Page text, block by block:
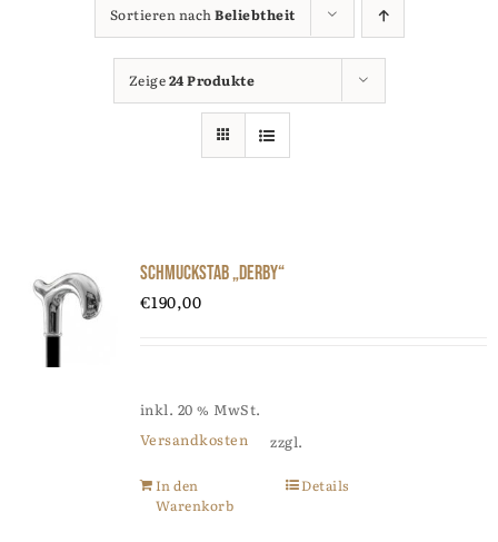
Sortieren nachBeliebtheit
Zeige24 Produkte
Schmuckstab „Derby“
€190,00
inkl. 20 % MwSt.
zzgl.
Versandkosten
In den
Warenkorb
Details